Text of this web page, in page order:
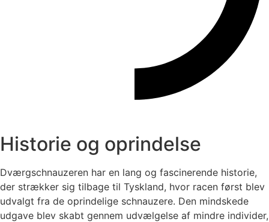
Historie og oprindelse
Dværgschnauzeren har en lang og fascinerende historie,
der strækker sig tilbage til Tyskland, hvor racen først blev
udvalgt fra de oprindelige schnauzere. Den mindskede
udgave blev skabt gennem udvælgelse af mindre individer,